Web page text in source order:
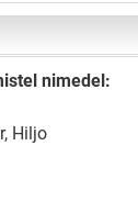
nimedel:
Hiljo